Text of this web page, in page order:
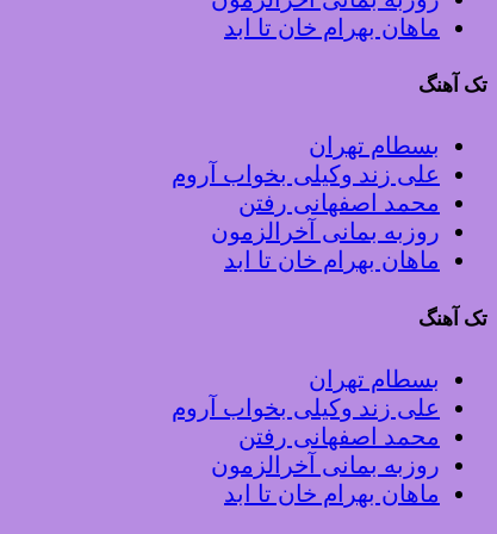
ماهان بهرام خان تا ابد
تک آهنگ
بسطام تهران
علی زند وکیلی بخواب آروم
محمد اصفهانی رفتن
روزبه بمانی آخرالزمون
ماهان بهرام خان تا ابد
تک آهنگ
بسطام تهران
علی زند وکیلی بخواب آروم
محمد اصفهانی رفتن
روزبه بمانی آخرالزمون
ماهان بهرام خان تا ابد